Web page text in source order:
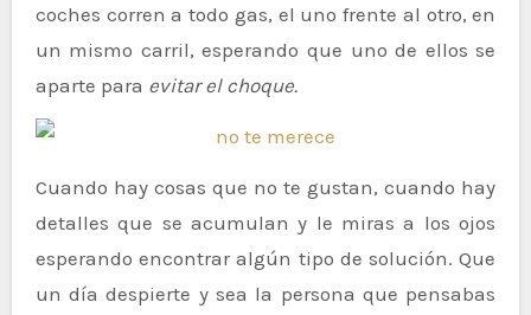
coches corren a todo gas, el uno frente al otro, en
un mismo carril, esperando que uno de ellos se
aparte para evitar el choque.
Cuando hay cosas que no te gustan, cuando hay
detalles que se acumulan y le miras a los ojos
esperando encontrar algún tipo de solución. Que
un día despierte y sea la persona que pensabas